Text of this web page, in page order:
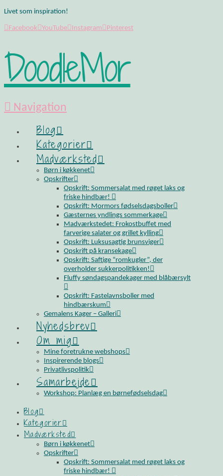
Livet som inspiration!
Facebook YouTube Instagram Pinterest
DoodleMor
Navigation
Blog
Kategorier
Madværksted
Børn i køkkenet
Opskrifter
Opskrift: Sommersalat med røget laks og
friske hindbær!
Opskrift: Mormors fødselsdagsboller
Gæsternes yndlings sommerkage
Madværkstedet: Frokostbuffet med
farverige salater og grillet kylling
Opskrift: Luksusagtig brunsviger
Opskrift på kransekage
Opskrift: Saftige “romkugler”, der
overholder sukkerpolitikken!
Fluffy søndagspandekager med blåbærsylt
Opskrift: Fastelavnsboller med
hindbærskum
Gemalens Kager – Galleri
Nyhedsbrev
Om mig
Mine foretrukne webshops
Inspirerende blogs
Privatlivspolitik
Samarbejde
Workshop: Planlæg en børnefødselsdag
Blog
Kategorier
Madværksted
Børn i køkkenet
Opskrifter
Opskrift: Sommersalat med røget laks og
friske hindbær!